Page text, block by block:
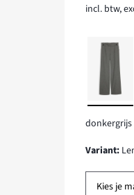
incl. btw,
Variant:
Kies je